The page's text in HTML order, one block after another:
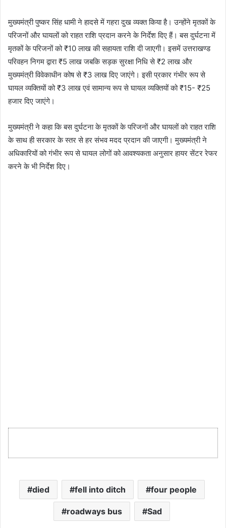
मुख्यमंत्री पुष्कर सिंह धामी ने हादसे में गहरा दुख व्यक्त किया है। उन्होंने मृतकों के
परिजनों और घायलों को राहत राशि प्रदान करने के निर्देश दिए हैं। बस दुर्घटना में
मृतकों के परिजनों को ₹10 लाख की सहायता राशि दी जाएगी। इसमें उत्तराखण्ड
परिवहन निगम द्वारा ₹5 लाख जबकि सड़क सुरक्षा निधि से ₹2 लाख और
मुख्यमंत्री विवेकाधीन कोष से ₹3 लाख दिए जाएंगे। इसी प्रकार गंभीर रूप से
घायल व्यक्तियों को ₹3 लाख एवं सामान्य रूप से घायल व्यक्तियों को ₹15- ₹25
हजार दिए जाएंगे।
मुख्यमंत्री ने कहा कि बस दुर्घटना के मृतकों के परिजनों और घायलों को राहत राशि
के साथ ही सरकार के स्तर से हर संभव मदद प्रदान की जाएगी। मुख्यमंत्री ने
अधिकारियों को गंभीर रूप से घायल लोगों को आवश्यकता अनुसार हायर सेंटर रेफर
करने के भी निर्देश दिए।
died fell into ditch four people
roadways bus Sad